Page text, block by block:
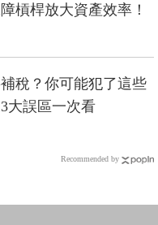
槓桿放大資產效率！
稅？你可能犯了這些
大誤區一次看
Recommended by